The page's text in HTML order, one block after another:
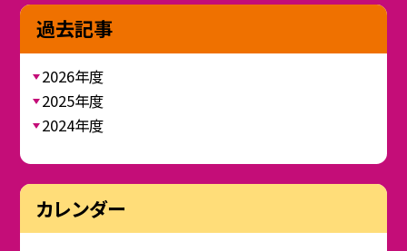
過去記事
2026年度
2025年度
2024年度
カレンダー